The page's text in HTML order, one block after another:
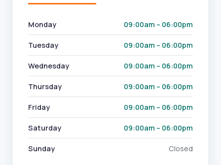
Monday 09:00am – 06:00pm
Tuesday 09:00am – 06:00pm
Wednesday 09:00am – 06:00pm
Thursday 09:00am – 06:00pm
Friday 09:00am – 06:00pm
Saturday 09:00am – 06:00pm
Sunday Closed